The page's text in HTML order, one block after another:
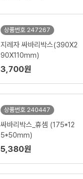
상품번호 247267
지레자 싸바리박스(390X2
90X110mm)
3,700원
상품번호 240447
싸바리박스_휴셈 (175*12
5*50mm)
5,380원